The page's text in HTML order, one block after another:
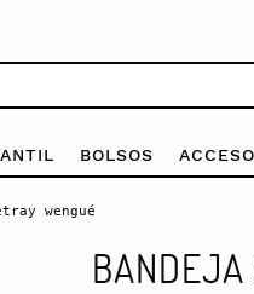
BOLSOS
wengué
BANDEJA